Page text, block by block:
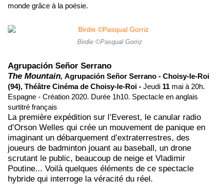
monde grâce à la poésie.
Birdie ©Pasqual Gorriz
Agrupación Señor Serrano
The Mountain, Agrupación Señor Serrano - Choisy-le-Roi
(94), Théâtre Cinéma de Choisy-le-Roi - Jeudi 11 mai à 20h.
Espagne - Création 2020. Durée 1h10. Spectacle en anglais
surtitré français
La première expédition sur l’Everest, le canular radio
d’Orson Welles qui crée un mouvement de panique en
imaginant un débarquement d’extraterrestres, des
joueurs de badminton jouant au baseball, un drone
scrutant le public, beaucoup de neige et Vladimir
Poutine... Voilà quelques éléments de ce spectacle
hybride qui interroge la véracité du réel.